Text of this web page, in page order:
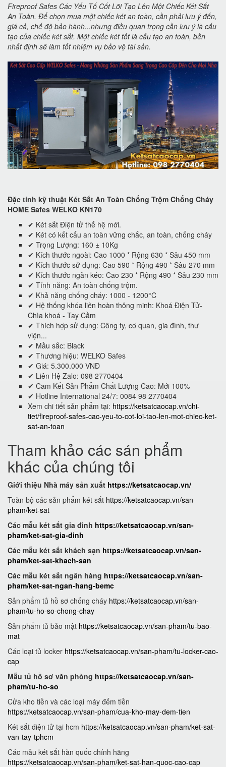
Fireproof Safes Các Yếu Tố Cốt Lõi Tạo Lên Một Chiếc Két Sắt
An Toàn. Để chọn mua một chiếc két an toàn, cần phải lưu ý đến,
giá cả, chế độ bảo hành...nhưng điều quan trọng cần lưu ý là cấu
tạo của chiếc két sắt. Một chiếc két tốt là cấu tạo an toàn, bền
nhất định sẽ làm tốt nhiệm vụ bảo vệ tài sản.
Đặc tính kỹ thuật Két Sắt An Toàn Chống Trộm Chống Cháy
HOME Safes WELKO KN170
✔ Két sắt Điện tử thế hệ mới.
✔ Két có kết cấu an toàn vững chắc, an toàn, chống cháy
✔ Trọng Lượng: 160 ± 10Kg
✔ Kích thước ngoài: Cao 1000 * Rộng 630 * Sâu 450 mm
✔ Kích thước sử dụng: Cao 590 * Rộng 490 * Sâu 270 mm
✔ Kích thước ngăn kéo: Cao 230 * Rộng 490 * Sâu 230 mm
✔ Tính năng: An toàn chống trộm.
✔ Khả năng chống cháy: 1000 - 1200°C
✔ Hệ thống khóa liên hoàn thông minh: Khoá Điện Tử-
Chìa khoá - Tay Cầm
✔ Thích hợp sử dụng: Công ty, cơ quan, gia đình, thư
viện...
✔ Mầu sắc: Black
✔ Thương hiệu: WELKO Safes
✔ Giá: 5.300.000 VNĐ
✔ Liên Hệ Zalo: 098 2770404
✔ Cam Kết Sản Phẩm Chất Lượng Cao: Mới 100%
✔ Hotline International 24/7: 0084 98 2770404
Xem chi tiết sản phẩm tại: https://ketsatcaocap.vn/chi-
tiet/fireproof-safes-cac-yeu-to-cot-loi-tao-len-mot-chiec-ket-
sat-an-toan
Tham khảo các sán phẩm
khác của chúng tôi
Giới thiệu Nhà máy sản xuất https://ketsatcaocap.vn/
Toàn bộ các sản phẩm két sắt https://ketsatcaocap.vn/san-
pham/ket-sat
Các mẫu két sắt gia đình https://ketsatcaocap.vn/san-
pham/ket-sat-gia-dinh
Các mẫu két sắt khách sạn https://ketsatcaocap.vn/san-
pham/ket-sat-khach-san
Các mẫu két sắt ngân hàng https://ketsatcaocap.vn/san-
pham/ket-sat-ngan-hang-bemc
Sản phẩm tủ hồ sơ chống cháy https://ketsatcaocap.vn/san-
pham/tu-ho-so-chong-chay
Sản phẩm tủ bảo mật https://ketsatcaocap.vn/san-pham/tu-bao-
mat
Các loại tủ locker https://ketsatcaocap.vn/san-pham/tu-locker-cao-
cap
Mẫu tủ hồ sơ văn phòng https://ketsatcaocap.vn/san-
pham/tu-ho-so
Cửa kho tiền và các loại máy đếm tiền
https://ketsatcaocap.vn/san-pham/cua-kho-may-dem-tien
Két sắt điện tử tại hcm https://ketsatcaocap.vn/san-pham/ket-sat-
van-tay-tphcm
Các mẫu két sắt hàn quốc chính hãng
https://ketsatcaocap.vn/san-pham/ket-sat-han-quoc-cao-cap